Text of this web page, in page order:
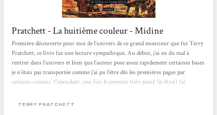
Pratchett - La huitième couleur - Midine
Première découverte pour moi de l’univers de ce grand monsieur que fut Terry
Pratchett, ce livre fut une lecture sympathique. Au début, j’ai eu du mal à
rentrer dans l’univers et bien que l’auteur pose assez rapidement certaines bases
je n’étais pas transportée comme j’ai pu l’être dès les premières pages par
certains romans. Cependant, une fois le premier tiers passé (je dirai) j’ai
touriste était intéressante dans le sens où j’ai pu m’identifier...
TERRY PRATCHETT